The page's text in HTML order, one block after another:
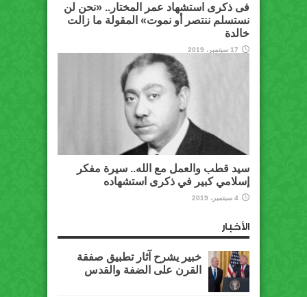
فى ذكرى استشهاد عمر المختار.. «نحن لن
نستسلم ننتصر أو نموت» المقولة ما زالت
خالدة
17 سبتمبر، 2019
سيد قطب والعمل مع الله.. سيرة مفكر
إسلامي كبير في ذكرى استشهاده
4 سبتمبر، 2019
الأخبار
خبير يشرح آثار تطبيق صفقة
القرن على الضفة والقدس